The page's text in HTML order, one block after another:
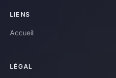
LIENS
Accueil
LÉGAL